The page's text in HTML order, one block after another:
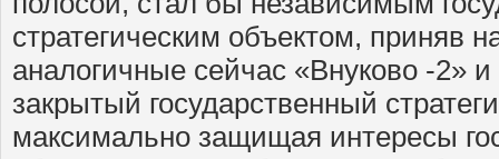
стратегическим объектом, приняв
аналогичные сейчас «Внуково -2»
закрытый государственный
максимально защищая интересы